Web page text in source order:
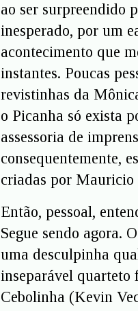
ao ser surpreendido
inesperado, por um
acontecimento que
instantes. Poucas
revistinhas da
o Picanha só exista
assessoria de
consequentemente,
criadas por Mauricio
Então, pessoal,
Segue sendo agora.
uma desculpinha
inseparável
Cebolinha (Kevin